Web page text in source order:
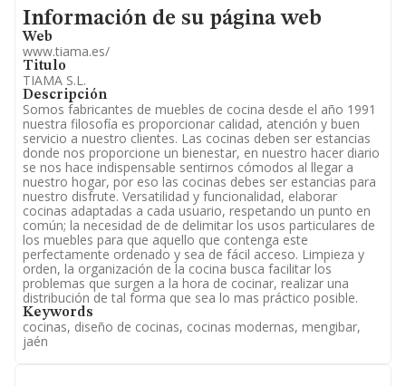
Artículos de prensa publicados sobre la empresa.
Información oficial y registral complementaria.
Informacion de su página web
Información de su página web
Web
www.tiama.es/
Titulo
TIAMA S.L.
Descripción
Somos fabricantes de muebles de cocina desde el año 1991
nuestra filosofía es proporcionar calidad, atención y buen
servicio a nuestro clientes. Las cocinas deben ser estancias
donde nos proporcione un bienestar, en nuestro hacer diario
se nos hace indispensable sentirnos cómodos al llegar a
nuestro hogar, por eso las cocinas debes ser estancias para
nuestro disfrute. Versatilidad y funcionalidad, elaborar
cocinas adaptadas a cada usuario, respetando un punto en
común; la necesidad de de delimitar los usos particulares de
los muebles para que aquello que contenga este
perfectamente ordenado y sea de fácil acceso. Limpieza y
orden, la organización de la cocina busca facilitar los
problemas que surgen a la hora de cocinar, realizar una
distribución de tal forma que sea lo mas práctico posible.
Keywords
cocinas, diseño de cocinas, cocinas modernas, mengibar,
jaén